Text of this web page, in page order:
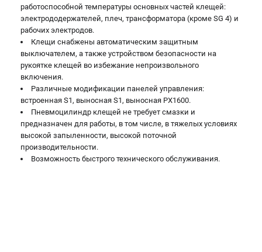
работоспособной температуры основных частей клещей:
электрододержателей, плеч, трансформатора (кроме SG 4) и
рабочих электродов.
Клещи снабжены автоматическим защитным
выключателем, а также устройством безопасности на
рукоятке клещей во избежание непроизвольного
включения.
Различные модификации панелей управления:
встроенная S1, выносная S1, выносная PX1600.
Пневмоцилиндр клещей не требует смазки и
предназначен для работы, в том числе, в тяжелых условиях
высокой запыленности, высокой поточной
производительности.
Возможность быстрого технического обслуживания.